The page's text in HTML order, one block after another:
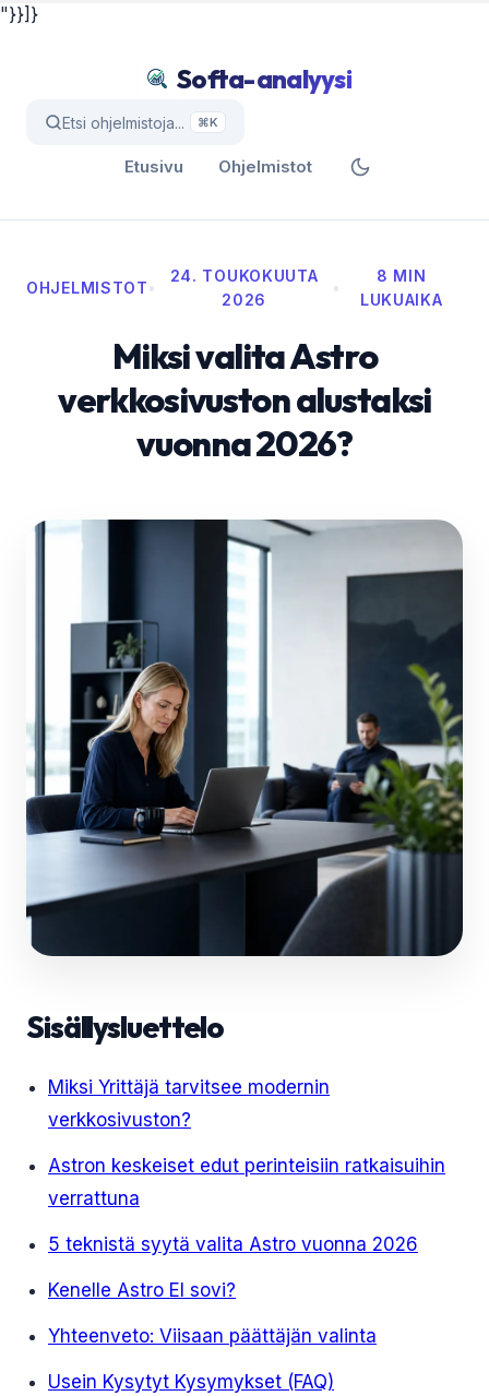
"}}]}
Softa-analyysi
Etsi ohjelmistoja... ⌘K
Etusivu Ohjelmistot
OHJELMISTOT•
24. TOUKOKUUTA
2026
•
8 MIN
LUKUAIKA
Miksi valita Astro
verkkosivuston alustaksi
vuonna 2026?
Sisällysluettelo
Miksi Yrittäjä tarvitsee modernin
verkkosivuston?
Astron keskeiset edut perinteisiin ratkaisuihin
verrattuna
5 teknistä syytä valita Astro vuonna 2026
Kenelle Astro EI sovi?
Yhteenveto: Viisaan päättäjän valinta
Usein Kysytyt Kysymykset (FAQ)